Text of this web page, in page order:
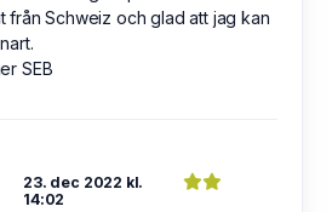
från Schweiz och glad att jag kan
SEB
23. dec 2022 kl.
14:02